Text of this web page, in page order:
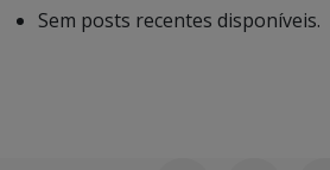
Sem posts recentes disponíveis.